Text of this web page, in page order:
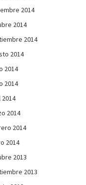
2014
2014
2014
2014
2014
2014
2014
2014
2014
2014
2013
2013